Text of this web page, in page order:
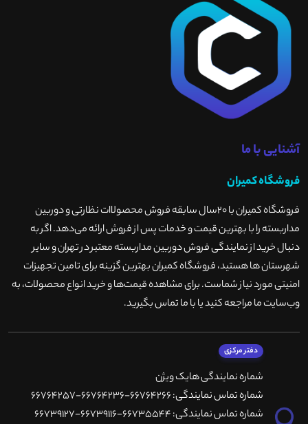
آشنایی با ما
فروشگاه کمیران
فروشگاه کمیران با ۲۰سال سابقه فروش محصولاات نظارتی و دوربین
مداربسته را با بهترین قیمت و خدمات پس از فروش ارائه می‌دهد. اگر به
دنبال خرید از نمایندگی فروش دوربین مداربسته معتبر در تهران و سایر
شهرستان ها هستید، فروشگاه کمیران بهترین گزینه برای تامین تجهیزات
امنیتی مورد نیاز شماست. برای مشاهده قیمت‌ها و خرید انواع محصولات، به
وب‌سایت ما مراجعه کنید یا با ما تماس بگیرید.
دفتر مرکزی
شماره نمایندگی هایک ویژن
شماره تماس نمایندگی: 66764266-66764236-66764257
شماره تماس نمایندگی: 66735544-66739116-66739127